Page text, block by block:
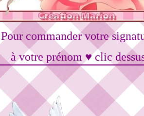
Pour commander votre
à votre prénom ♥ clic